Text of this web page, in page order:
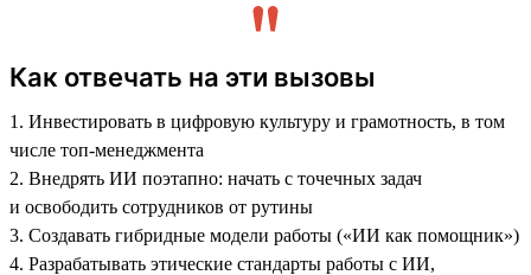
Как отвечать на эти вызовы
1. Инвестировать в цифровую культуру и грамотность, в том
числе топ-менеджмента
2. Внедрять ИИ поэтапно: начать с точечных задач
и освободить сотрудников от рутины
3. Создавать гибридные модели работы («ИИ как помощник»)
4. Разрабатывать этические стандарты работы с ИИ,